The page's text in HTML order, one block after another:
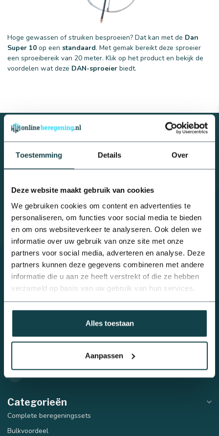
Toestemming Details Over
Deze website maakt gebruik van cookies
We gebruiken cookies om content en advertenties te
personaliseren, om functies voor social media te bieden
en om ons websiteverkeer te analyseren. Ook delen we
informatie over uw gebruik van onze site met onze
partners voor social media, adverteren en analyse. Deze
partners kunnen deze gegevens combineren met andere
informatie die u aan ze heeft verstrekt of die ze hebben
verzameld op basis van uw gebruik van hun services.
Alles toestaan
Aanpassen
Hoge gewassen of struiken besproeien? Dat kan met de Dan
Super 10 op een standaard. Met gemak bereikt deze sproeier
een sproeibereik van 20 meter. Klik op het product en bekijk de
voordelen wat deze DAN-sproeier biedt.
Advies nodig van een
beregeningsspecialist?
Telefonisch contact: 0488 - 740 032 of stuur een mail naar
info@onlineberegening.nl
Klantenservice
Online Beregening
Houtmanskampweg 9
6669 MZ Dodewaard
Categorieën
Complete beregeningssets
Bulkvoordeel
Beregeningsplan?